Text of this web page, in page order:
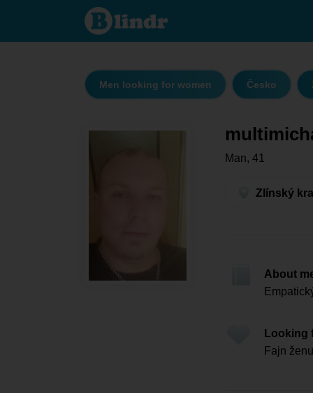
multimichal
- Men
looking for
Men looking for women Česko
Man, 41
Zlínský
About
Looking
Fajn ženu